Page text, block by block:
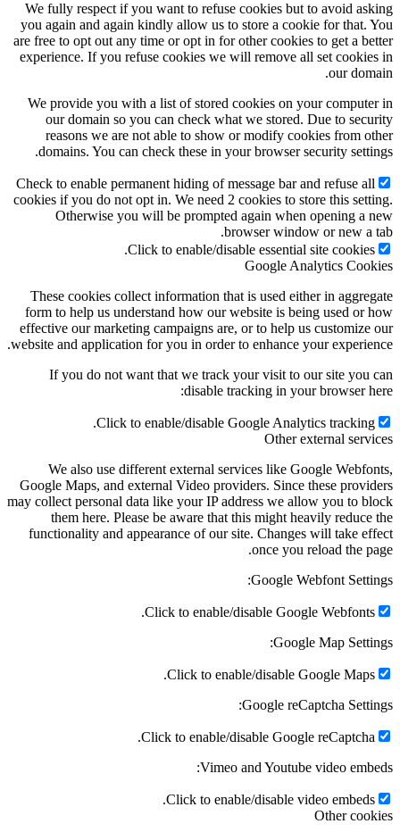
We fully respect if you want to refuse cookies but to avoid asking
you again and again kindly allow us to store a cookie for that. You
are free to opt out any time or opt in for other cookies to get a better
experience. If you refuse cookies we will remove all set cookies in
our domain.
We provide you with a list of stored cookies on your computer in
our domain so you can check what we stored. Due to security
reasons we are not able to show or modify cookies from other
domains. You can check these in your browser security settings.
Check to enable permanent hiding of message bar and refuse all
cookies if you do not opt in. We need 2 cookies to store this setting.
Otherwise you will be prompted again when opening a new
browser window or new a tab.
Click to enable/disable essential site cookies.
Google Analytics Cookies
These cookies collect information that is used either in aggregate
form to help us understand how our website is being used or how
effective our marketing campaigns are, or to help us customize our
website and application for you in order to enhance your experience.
If you do not want that we track your visit to our site you can
disable tracking in your browser here:
Click to enable/disable Google Analytics tracking.
Other external services
We also use different external services like Google Webfonts,
Google Maps, and external Video providers. Since these providers
may collect personal data like your IP address we allow you to block
them here. Please be aware that this might heavily reduce the
functionality and appearance of our site. Changes will take effect
once you reload the page.
Google Webfont Settings:
Click to enable/disable Google Webfonts.
Google Map Settings:
Click to enable/disable Google Maps.
Google reCaptcha Settings:
Click to enable/disable Google reCaptcha.
Vimeo and Youtube video embeds:
Click to enable/disable video embeds.
Other cookies